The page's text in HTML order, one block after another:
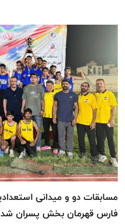
فارس قهرمان بخش پسران شد